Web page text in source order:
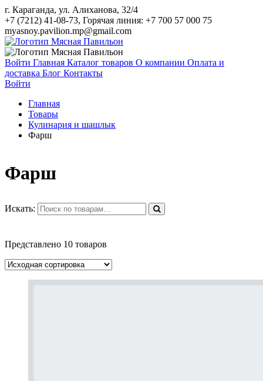
г. Караганда, ул. Алиханова, 32/4
+7 (7212) 41-08-73, Горячая линия: +7 700 57 000 75
myasnoy.pavilion.mp@gmail.com
Войти Главная Каталог товаров О компании Оплата и
доставка Блог Контакты
Войти
Главная
Товары
Кулинария и шашлык
Фарш
Фарш
Искать:
Представлено 10 товаров